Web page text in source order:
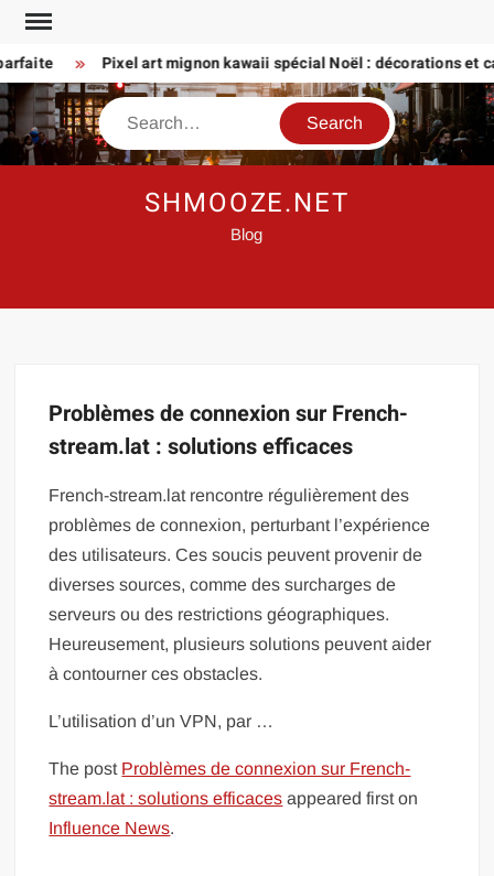
Skip
content
Pixel art mignon kawaii spécial Noël : décorations et
Search
SHMOOZE.NET
Blog
Problèmes de connexion sur French-
stream.lat : solutions efficaces
French-stream.lat rencontre régulièrement des
problèmes de connexion, perturbant l’expérience
des utilisateurs. Ces soucis peuvent provenir de
diverses sources, comme des surcharges de
serveurs ou des restrictions géographiques.
Heureusement, plusieurs solutions peuvent aider
à contourner ces obstacles.
L’utilisation d’un VPN, par …
The post Problèmes de connexion sur French-
stream.lat : solutions efficaces appeared first on
Influence News.